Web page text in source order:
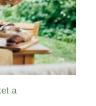
a